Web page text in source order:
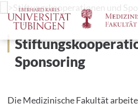
>Stiftungskooperationen und
Sponsoring
Die Medizinische Fakultät